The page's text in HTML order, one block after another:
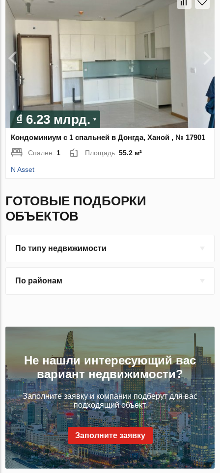
₫ 6.23 млрд.
Кондоминиум с 1 спальней в Донгда, Ханой , № 17901
Спален:1 Площадь:55.2 м²
N Asset
ГОТОВЫЕ ПОДБОРКИ
ОБЪЕКТОВ
По типу недвижимости
По районам
Не нашли интересующий вас
вариант недвижимости?
Заполните заявку и компании подберут для вас
подходящий объект.
Заполните заявку